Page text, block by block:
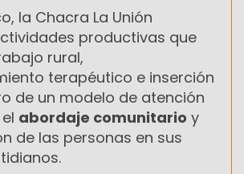
la Chacra La Unión
productivas que
rural,
terapéutico e inserción
de un modelo de atención
abordaje comunitario y
de las personas en sus